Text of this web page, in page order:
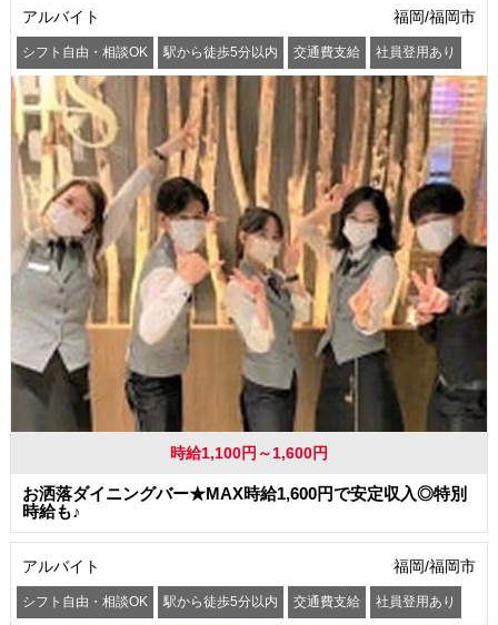
アルバイト 福岡/福岡市
シフト自由・相談OK 駅から徒歩5分以内 交通費支給 社員登用あり
時給1,100円～1,600円
お洒落ダイニングバー★MAX時給1,600円で安定収入◎特別
時給も♪
アルバイト 福岡/福岡市
シフト自由・相談OK 駅から徒歩5分以内 交通費支給 社員登用あり